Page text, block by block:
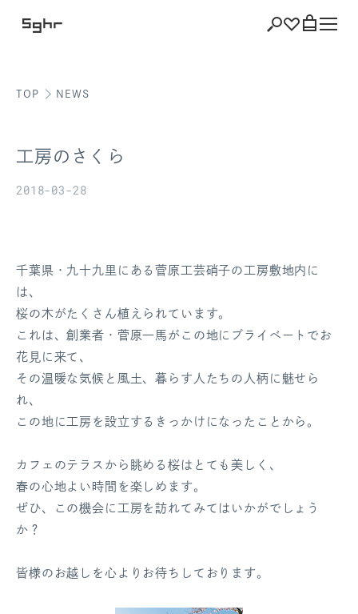
ショッピング
会員登録情報
お気に入り
ログアウト
TOP NEWS
工房のさくら
2018-03-28
千葉県・九十九里にある菅原工芸硝子の工房敷地内に
は、
桜の木がたくさん植えられています。
これは、創業者・菅原一馬がこの地にプライベートでお
花見に来て、
その温暖な気候と風土、暮らす人たちの人柄に魅せら
れ、
この地に工房を設立するきっかけになったことから。
カフェのテラスから眺める桜はとても美しく、
春の心地よい時間を楽しめます。
ぜひ、この機会に工房を訪れてみてはいかがでしょう
か？
皆様のお越しを心よりお待ちしております。